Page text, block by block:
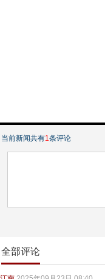
当前新闻共有1条评论
全部评论